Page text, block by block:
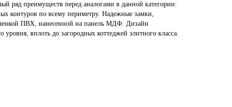
ряд преимуществ перед аналогами в данной категории:
контуров по всему периметру. Надежные замки,
ПВХ, нанесенной на панель МДФ. Дизайн
вплоть до загородных коттеджей элитного класса.